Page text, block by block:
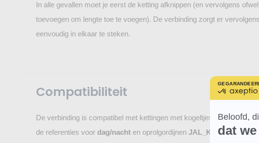
Beloofd,
dat
In alle gevallen moet je eerst de ketting afknippen (en vervolgens
toevoegen om lengte toe te voegen). De verbinding zorgt er
eenvoudig in elkaar te steken.
Compatibiliteit
De verbinding is compatibel met kettingen met kogeltjes met een
de referenties voor dag/nacht en oprolgordijnen JAL_KABEL,